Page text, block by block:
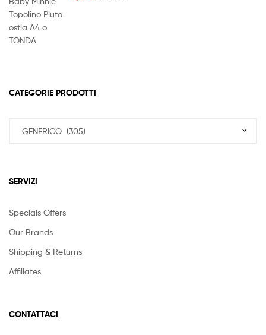
CATEGORIE PRODOTTI
SERVIZI
Speciais Offers
Our Brands
Shipping & Returns
Affiliates
CONTATTACI